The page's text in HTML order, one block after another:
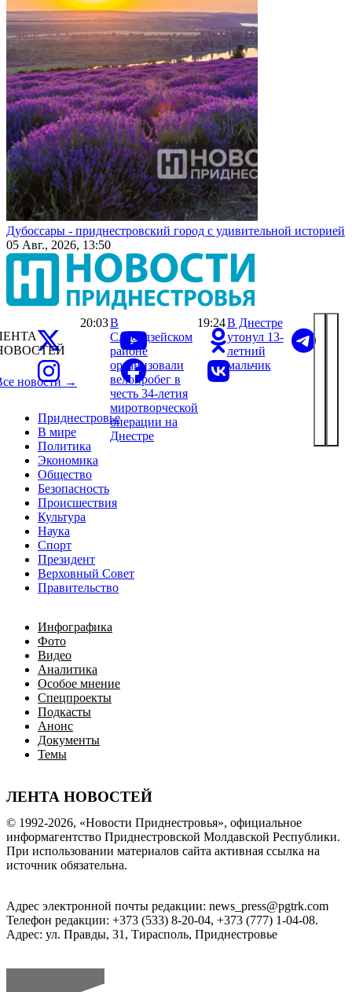
Дубоссары - приднестровский город с удивительной историей
05 Авг., 2026, 13:50
Приднестровье
В мире
Политика
Экономика
Общество
Безопасность
Происшествия
Культура
Наука
Спорт
Президент
Верховный Совет
Правительство
Инфографика
Фото
Видео
Аналитика
Особое мнение
Спецпроекты
Подкасты
Анонс
Документы
Темы
ЛЕНТА НОВОСТЕЙ
новости →
20:03В
Слободзейском
районе
организовали
велопробег в
честь 34-летия
миротворческой
операции на
Днестре
19:24В Днестре
утонул 13-
летний
мальчик
© 1992-2026, «Новости Приднестровья», официальное
информагентство Приднестровской Молдавской Республики.
При использовании материалов сайта активная ссылка на
источник обязательна.
Адрес электронной почты редакции: news_press@pgtrk.com
Телефон редакции: +373 (533) 8-20-04, +373 (777) 1-04-08.
Адрес: ул. Правды, 31, Тирасполь, Приднестровье